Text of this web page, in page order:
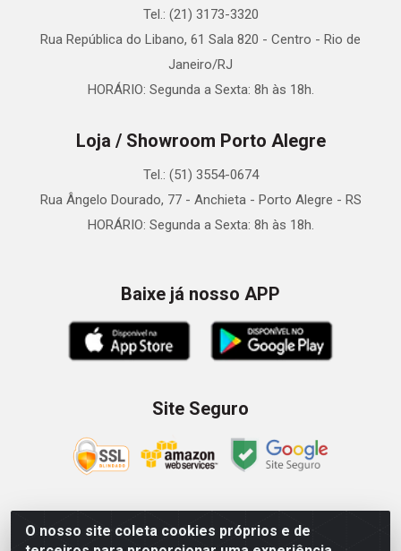
O nosso site coleta cookies próprios e de
Tel.: (21) 3173-3320
Rua República do Libano, 61 Sala 820 - Centro - Rio de
Janeiro/RJ
HORÁRIO: Segunda a Sexta: 8h às 18h.
Loja / Showroom Porto Alegre
Tel.: (51) 3554-0674
Rua Ângelo Dourado, 77 - Anchieta - Porto Alegre - RS
HORÁRIO: Segunda a Sexta: 8h às 18h.
Baixe já nosso APP
Site Seguro
Zein Importação e Comércio LTDA - Av. Senador Queiróz, 274